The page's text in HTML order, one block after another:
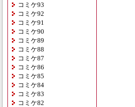
コミケ93
コミケ92
コミケ91
コミケ90
コミケ89
コミケ88
コミケ87
コミケ86
コミケ85
コミケ84
コミケ83
コミケ82